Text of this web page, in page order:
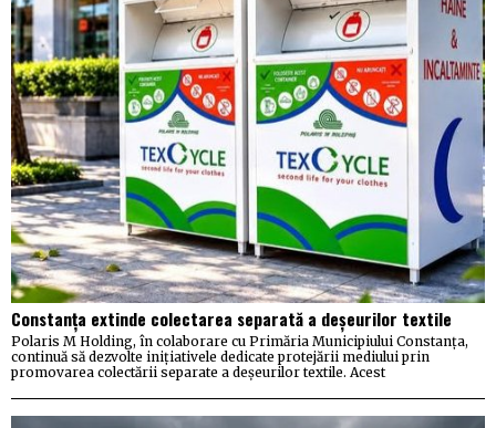
Constanța extinde colectarea separată a deșeurilor textile
Polaris M Holding, în colaborare cu Primăria Municipiului Constanța,
continuă să dezvolte inițiativele dedicate protejării mediului prin
promovarea colectării separate a deșeurilor textile. Acest